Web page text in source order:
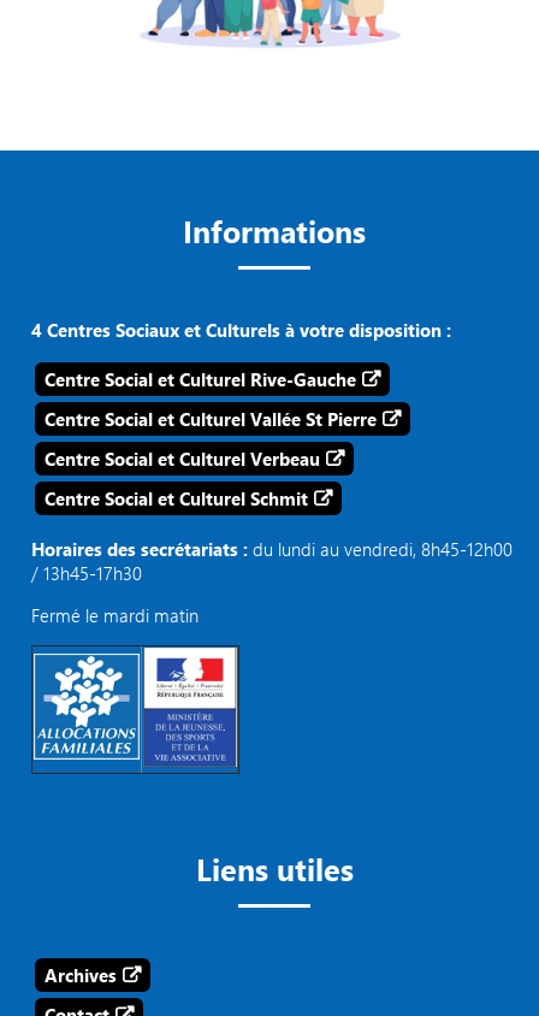
Informations
4 Centres Sociaux et Culturels à votre disposition :
Centre Social et Culturel Rive-Gauche
Centre Social et Culturel Vallée St Pierre
Centre Social et Culturel Verbeau
Centre Social et Culturel Schmit
Horaires des secrétariats :du lundi au vendredi, 8h45-12h00
/ 13h45-17h30
Fermé le mardi matin
Liens utiles
Archives